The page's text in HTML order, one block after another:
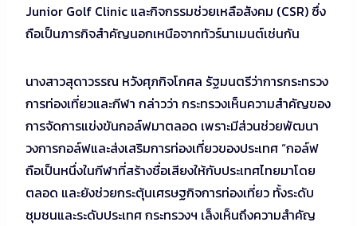
Junior Golf Clinic และกิจกรรมช่วยเหลือสังคม (CSR) ซึ่ง
ถือเป็นภารกิจสำคัญนอกเหนือจากทัวร์นาเมนต์เช่นกัน
นางสาวสุดาวรรณ หวังศุภกิจโกศล รัฐมนตรีว่าการกระทรวง
การท่องเที่ยวและกีฬา กล่าวว่า กระทรวงเห็นความสำคัญของ
การจัดการแข่งขันกอล์ฟมาตลอด เพราะมีส่วนช่วยพัฒนา
วงการกอล์ฟและส่งเสริมการท่องเที่ยวของประเทศ “กอล์ฟ
ถือเป็นหนึ่งในกีฬาที่สร้างชื่อเสียงให้กับประเทศไทยมาโดย
ตลอด และยังช่วยกระตุ้นเศรษฐกิจการท่องเที่ยว ทั้งระดับ
ชุมชนและระดับประเทศ กระทรวงฯ เล็งเห็นถึงความสำคัญ